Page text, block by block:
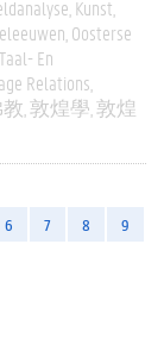
Kunst
Oosterse
Taal- En
Relations
敦煌學 敦煌
6 7 8
9